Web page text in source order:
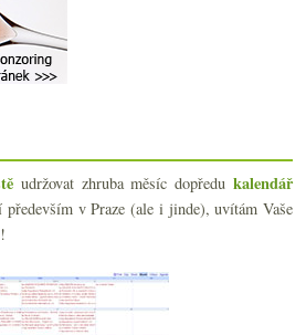
Bordeaux 2007?
od Hrdiny
odrůd nejčastěji popíjí...
2007
z Japonska
mé nepřítomnosti…
udržovat zhruba měsíc dopředukalendář
v Praze (ale i jinde), uvítám Vaše